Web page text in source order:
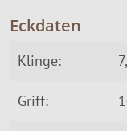
Eckdaten
Klinge:
Griff: